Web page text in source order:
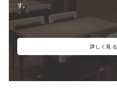
す。
詳しく見る